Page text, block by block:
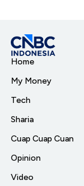
Home
My Money
Tech
Sharia
Cuap Cuap Cuan
Opinion
Video